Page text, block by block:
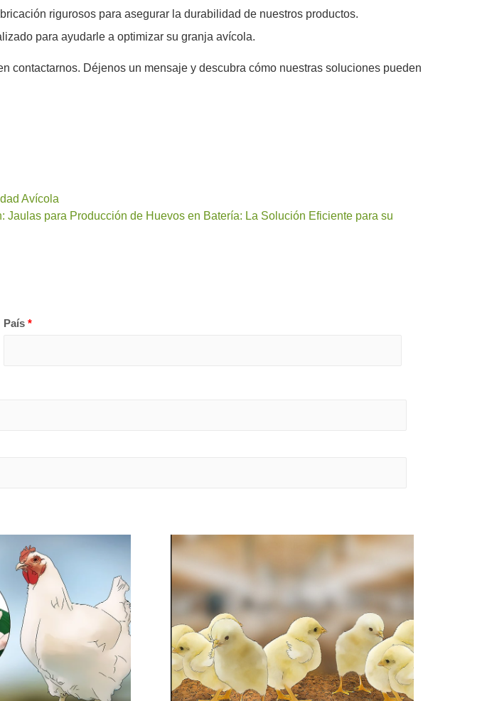
rigurosos para asegurar la durabilidad de nuestros productos.
para ayudarle a optimizar su granja avícola.
contactarnos. Déjenos un mensaje y descubra cómo nuestras soluciones pueden
Avícola
Jaulas para Producción de Huevos en Batería: La Solución Eficiente para su
País*